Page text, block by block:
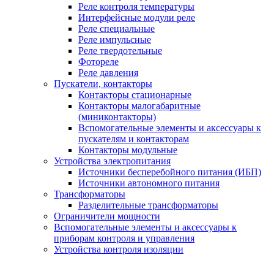
Реле контроля температуры
Интерфейсные модули реле
Реле специальные
Реле импульсные
Реле твердотельные
Фотореле
Реле давления
Пускатели, контакторы
Контакторы стационарные
Контакторы малогабаритные
(миниконтакторы)
Вспомогательные элементы и аксессуары к
пускателям и контакторам
Контакторы модульные
Устройства электропитания
Источники бесперебойного питания (ИБП)
Источники автономного питания
Трансформаторы
Разделительные трансформаторы
Ограничители мощности
Вспомогательные элементы и аксессуары к
приборам контроля и управления
Устройства контроля изоляции